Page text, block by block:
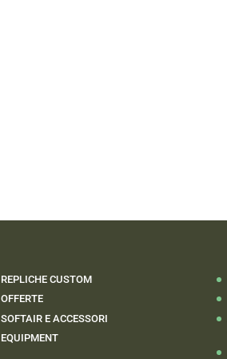
REPLICHE CUSTOM
OFFERTE
SOFTAIR E ACCESSORI
EQUIPMENT